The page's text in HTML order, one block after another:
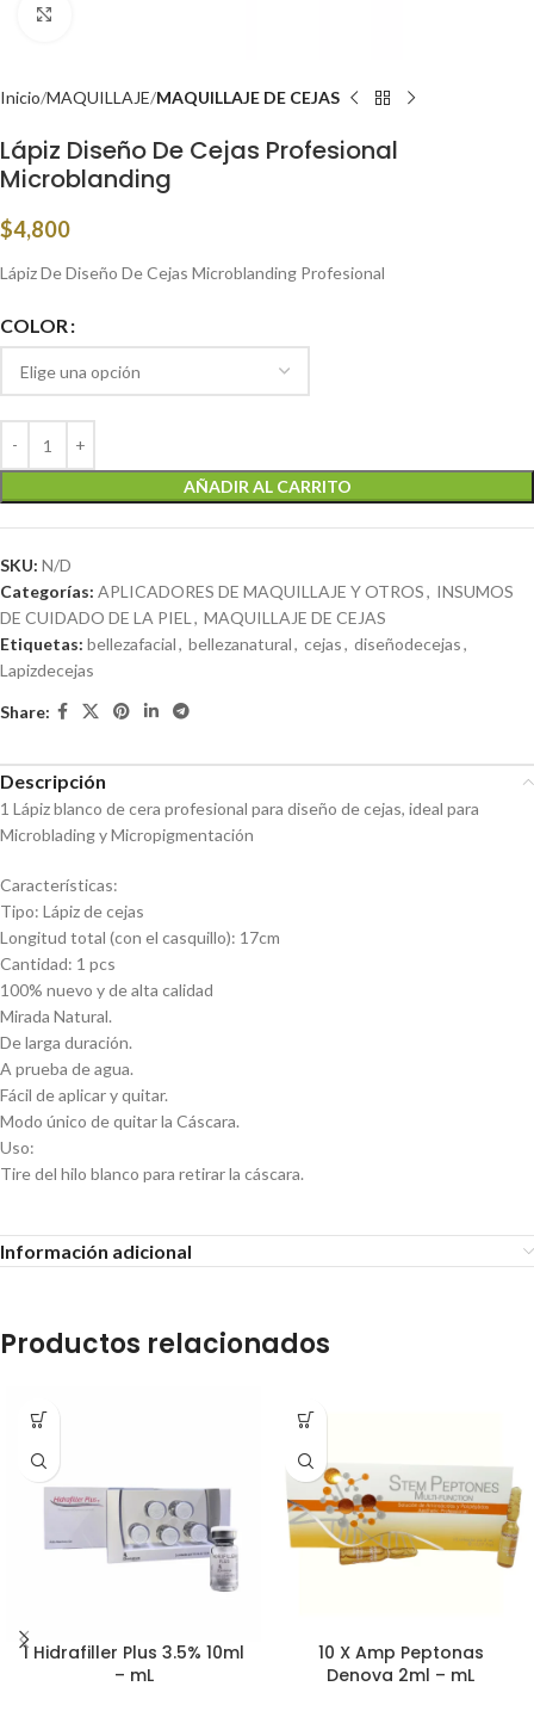
Inicio MAQUILLAJE MAQUILLAJE DE CEJAS
Lápiz Diseño De Cejas Profesional
Microblanding
$4,800
Lápiz De Diseño De Cejas Microblanding Profesional
COLOR
AÑADIR AL CARRITO
SKU: N/D
Categorías: APLICADORES DE MAQUILLAJE Y OTROS, INSUMOS
DE CUIDADO DE LA PIEL , MAQUILLAJE DE CEJAS
Etiquetas: bellezafacial, bellezanatural, cejas, diseñodecejas,
Lapizdecejas
Share:
Descripción
1 Lápiz blanco de cera profesional para diseño de cejas, ideal para
Microblading y Micropigmentación
Características:
Tipo: Lápiz de cejas
Longitud total (con el casquillo): 17cm
Cantidad: 1 pcs
100% nuevo y de alta calidad
Mirada Natural.
De larga duración.
A prueba de agua.
Fácil de aplicar y quitar.
Modo único de quitar la Cáscara.
Uso:
Tire del hilo blanco para retirar la cáscara.
Información adicional
Productos relacionados
1 Hidrafiller Plus 3.5% 10ml
– mL
10 X Amp Peptonas
Denova 2ml – mL